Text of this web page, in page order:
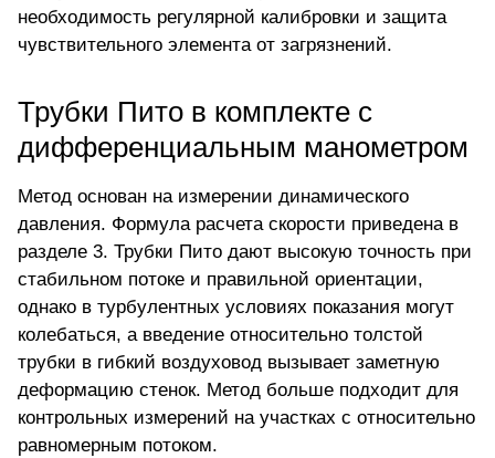
необходимость регулярной калибровки и защита
чувствительного элемента от загрязнений.
Трубки Пито в комплекте с
дифференциальным манометром
Метод основан на измерении динамического
давления. Формула расчета скорости приведена в
разделе 3. Трубки Пито дают высокую точность при
стабильном потоке и правильной ориентации,
однако в турбулентных условиях показания могут
колебаться, а введение относительно толстой
трубки в гибкий воздуховод вызывает заметную
деформацию стенок. Метод больше подходит для
контрольных измерений на участках с относительно
равномерным потоком.